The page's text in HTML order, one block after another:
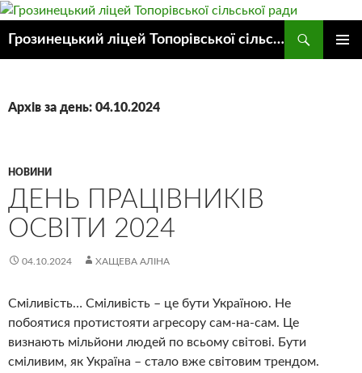
Грозинецький ліцей Топорівської сільської ради
Архів за день: 04.10.2024
НОВИНИ
ДЕНЬ ПРАЦІВНИКІВ
ОСВІТИ 2024
04.10.2024 ХАЩЕВА АЛІНА
Сміливість… Сміливість – це бути Україною. Не
побоятися протистояти агресору сам-на-сам. Це
визнають мільйони людей по всьому світові. Бути
сміливим, як Україна – стало вже світовим трендом.